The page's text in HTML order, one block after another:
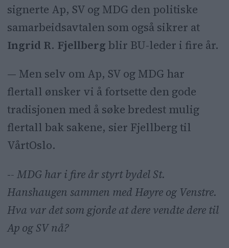
signerte Ap, SV og MDG den politiske
samarbeidsavtalen som også sikrer at
Ingrid R. Fjellberg blir BU-leder i fire år.
— Men selv om Ap, SV og MDG har
flertall ønsker vi å fortsette den gode
tradisjonen med å søke bredest mulig
flertall bak sakene, sier Fjellberg til
VårtOslo.
-- MDG har i fire år styrt bydel St.
Hanshaugen sammen med Høyre og Venstre.
Hva var det som gjorde at dere vendte dere til
Ap og SV nå?